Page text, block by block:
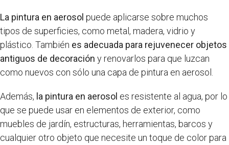
La pintura en aerosol puede aplicarse sobre muchos
tipos de superficies, como metal, madera, vidrio y
plástico. También es adecuada para rejuvenecer objetos
antiguos de decoración y renovarlos para que luzcan
como nuevos con sólo una capa de pintura en aerosol.
Además, la pintura en aerosol es resistente al agua, por lo
que se puede usar en elementos de exterior, como
muebles de jardín, estructuras, herramientas, barcos y
cualquier otro objeto que necesite un toque de color para